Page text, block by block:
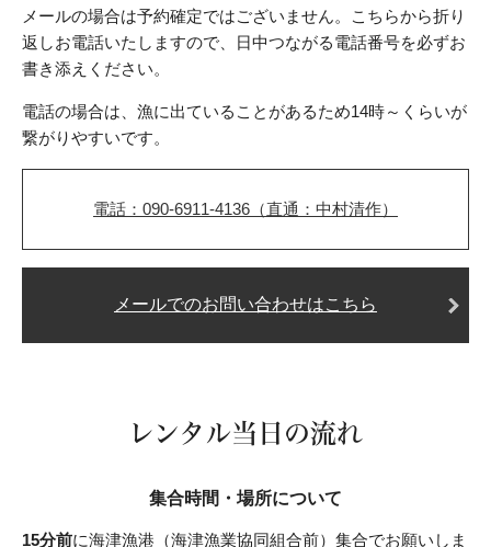
メールの場合は予約確定ではございません。
こちらから折り
返しお電話いたしますので、日中つながる電話番号を必ずお
書き添えください。
電話の場合は、漁に出ていることがあるため14時～くらいが
繋がりやすいです。
電話：090-6911-4136（直通：中村清作）
メールでのお問い合わせはこちら
レンタル当日の流れ
集合時間・場所について
15分前に海津漁港（海津漁業協同組合前）集合でお願いしま